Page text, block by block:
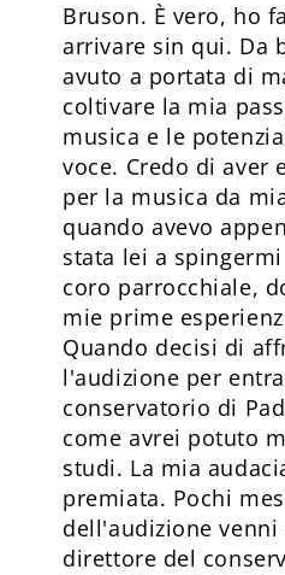
Bruson. È vero, ho
arrivare sin qui. Da
avuto a portata di
coltivare la mia
musica e le
voce. Credo di aver
per la musica da
quando avevo
stata lei a
coro parrocchiale,
mie prime
Quando decisi di
l'audizione per
conservatorio di
come avrei potuto
studi. La mia
premiata. Pochi
dell'audizione venni
direttore del